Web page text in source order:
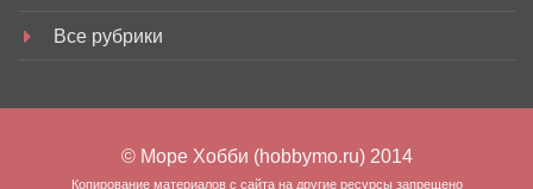
Все рубрики
© Море Хобби (hobbymo.ru) 2014
Копирование материалов с сайта на другие ресурсы запрещено